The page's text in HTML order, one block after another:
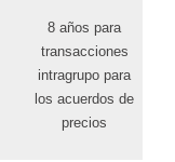
8 años para
transacciones
intragrupo para
los acuerdos de
precios